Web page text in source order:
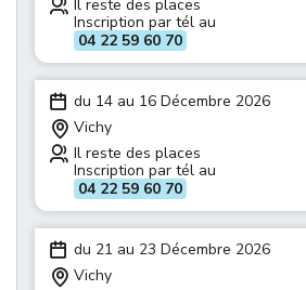
Il reste des places
Inscription par tél au
04 22 59 60 70
du 14 au 16 Décembre 2026
Vichy
Il reste des places
Inscription par tél au
04 22 59 60 70
du 21 au 23 Décembre 2026
Vichy